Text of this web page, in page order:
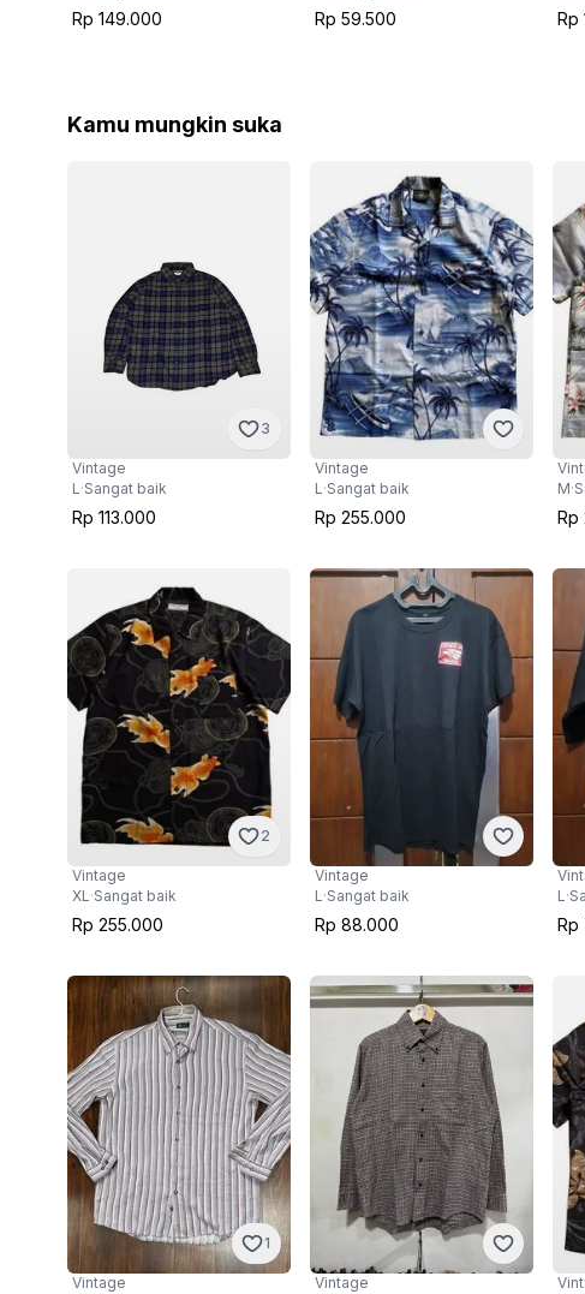
Rp 149.000 Rp 59.500 Rp
Kamu mungkin suka
3
Vintage
L·Sangat baik
Rp 113.000
Vintage
L·Sangat baik
Rp 255.000
M·
Rp
2
Vintage
XL·Sangat baik
Rp 255.000
Vintage
L·Sangat baik
Rp 88.000
L·
Rp
1
Vintage Vintage